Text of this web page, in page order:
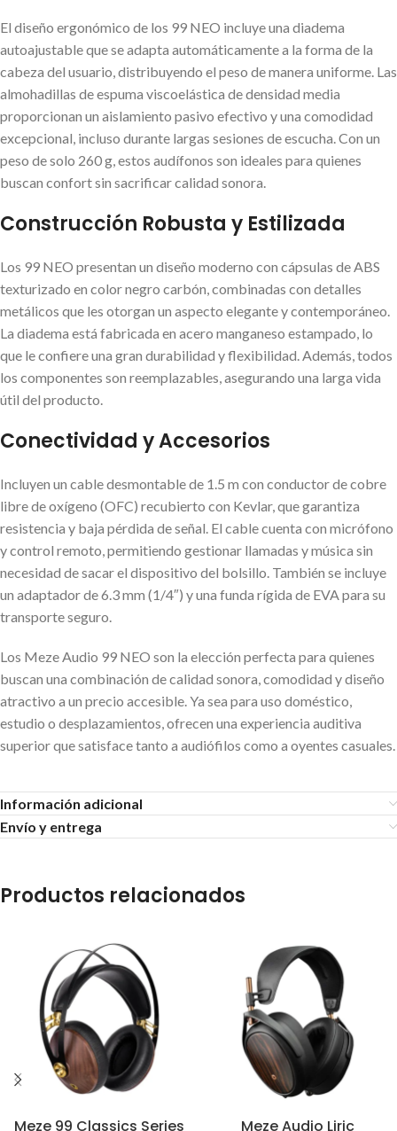
El diseño ergonómico de los 99 NEO incluye una diadema
autoajustable que se adapta automáticamente a la forma de la
cabeza del usuario, distribuyendo el peso de manera uniforme. Las
almohadillas de espuma viscoelástica de densidad media
proporcionan un aislamiento pasivo efectivo y una comodidad
excepcional, incluso durante largas sesiones de escucha. Con un
peso de solo 260 g, estos audífonos son ideales para quienes
buscan confort sin sacrificar calidad sonora.
Construcción Robusta y Estilizada
Los 99 NEO presentan un diseño moderno con cápsulas de ABS
texturizado en color negro carbón, combinadas con detalles
metálicos que les otorgan un aspecto elegante y contemporáneo.
La diadema está fabricada en acero manganeso estampado, lo
que le confiere una gran durabilidad y flexibilidad. Además, todos
los componentes son reemplazables, asegurando una larga vida
útil del producto.
Conectividad y Accesorios
Incluyen un cable desmontable de 1.5 m con conductor de cobre
libre de oxígeno (OFC) recubierto con Kevlar, que garantiza
resistencia y baja pérdida de señal. El cable cuenta con micrófono
y control remoto, permitiendo gestionar llamadas y música sin
necesidad de sacar el dispositivo del bolsillo. También se incluye
un adaptador de 6.3 mm (1/4″) y una funda rígida de EVA para su
transporte seguro.
Los Meze Audio 99 NEO son la elección perfecta para quienes
buscan una combinación de calidad sonora, comodidad y diseño
atractivo a un precio accesible. Ya sea para uso doméstico,
estudio o desplazamientos, ofrecen una experiencia auditiva
superior que satisface tanto a audiófilos como a oyentes casuales.
Información adicional
Envío y entrega
Productos relacionados
Meze 99 Classics Series Meze Audio Liric